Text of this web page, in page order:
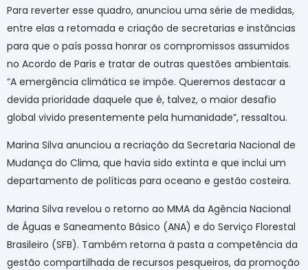
Para reverter esse quadro, anunciou uma série de medidas,
entre elas a retomada e criação de secretarias e instâncias
para que o país possa honrar os compromissos assumidos
no Acordo de Paris e tratar de outras questões ambientais.
“A emergência climática se impõe. Queremos destacar a
devida prioridade daquele que é, talvez, o maior desafio
global vivido presentemente pela humanidade”, ressaltou.
Marina Silva anunciou a recriação da Secretaria Nacional de
Mudança do Clima, que havia sido extinta e que inclui um
departamento de políticas para oceano e gestão costeira.
Marina Silva revelou o retorno ao MMA da Agência Nacional
de Águas e Saneamento Básico (ANA) e do Serviço Florestal
Brasileiro (SFB). Também retorna à pasta a competência da
gestão compartilhada de recursos pesqueiros, da promoção